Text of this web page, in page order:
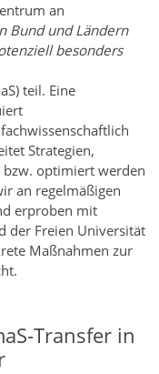
an
Bund und Ländern
besonders
teil. Eine
Strategien,
optimiert werden
an regelmäßigen
erproben mit
der Freien Universität
Maßnahmen zur
Transfer in